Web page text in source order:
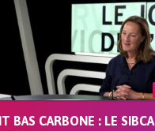
BAS CARBONE : LE SIBCA